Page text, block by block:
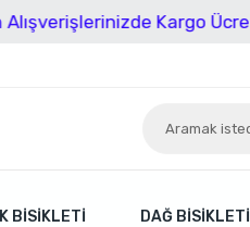
Kargo Ücretsiz!
BISIKLETI DAĞ BISIKLETI